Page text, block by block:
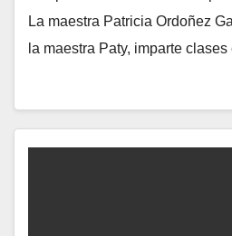
La maestra Patricia Ordoñez
la maestra Paty, imparte